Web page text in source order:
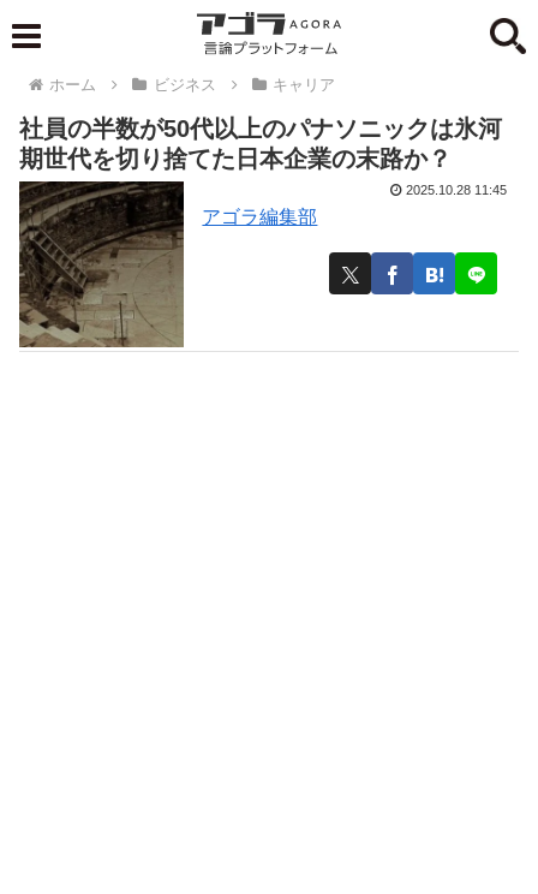
ホーム ビジネス キャリア
社員の半数が50代以上のパナソニックは氷河
期世代を切り捨てた日本企業の末路か？
アゴラ編集部
2025.10.28 11:45